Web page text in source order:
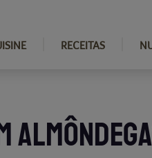
RECEITAS